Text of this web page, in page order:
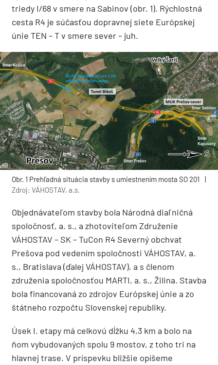
triedy I/68 v smere na Sabinov (obr. 1). Rýchlostná
cesta R4 je súčasťou dopravnej siete Európskej
únie TEN – T v smere sever – juh.
Obr. 1 Prehľadná situácia stavby s umiestnením mosta SO 201
|
Zdroj: VÁHOSTAV, a.s.
Objednávateľom stavby bola Národná diaľničná
spoločnosť, a. s., a zhotoviteľom Združenie
VÁHOSTAV – SK – TuCon R4 Severný obchvat
Prešova pod vedením spoločnosti VÁHOSTAV, a.
s., Bratislava (ďalej VÁHOSTAV), a s členom
združenia spoločnosťou MARTI, a. s., Žilina. Stavba
bola financovaná zo zdrojov Európskej únie a zo
štátneho rozpočtu Slovenskej republiky.
Úsek I. etapy má celkovú dĺžku 4,3 km a bolo na
ňom vybudovaných spolu 9 mostov, z toho tri na
hlavnej trase. V príspevku bližšie opíšeme